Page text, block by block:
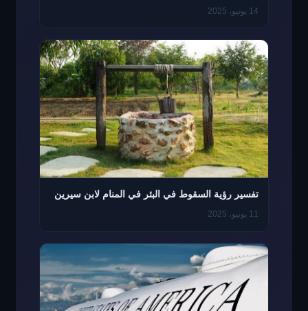
14 يونيو، 2025
تفسير رؤية السقوط في البئر في المنام لابن سيرين
11 يونيو، 2025